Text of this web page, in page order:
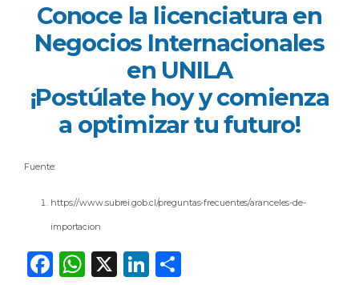
Conoce la licenciatura en
Negocios Internacionales
en UNILA
¡Postúlate hoy y comienza
a optimizar tu futuro!
Fuente:
https://www.subrei.gob.cl/preguntas-frecuentes/aranceles-de-
importacion
F
W X
Li